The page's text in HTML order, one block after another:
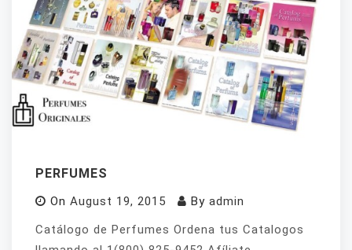
PERFUMES
On August 19, 2015 By admin
Catálogo de Perfumes Ordena tus Catalogos